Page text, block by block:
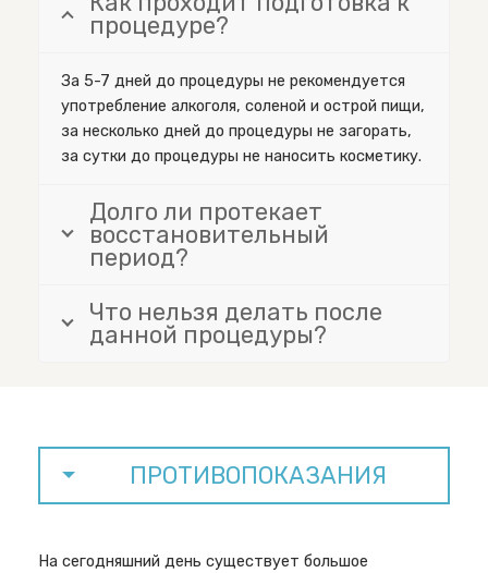
процедуре?
За 5-7 дней до процедуры не рекомендуется
употребление алкоголя, соленой и острой пищи,
за несколько дней до процедуры не загорать,
за сутки до процедуры не наносить косметику.
Долго ли протекает
восстановительный
период?
Что нельзя делать после
данной процедуры?
ПРОТИВОПОКАЗАНИЯ
На сегодняшний день существует большое